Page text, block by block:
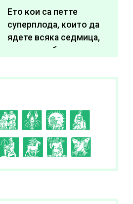
Ето кои са петте
суперплода, които да
ядете всяка седмица,
за да подобрите
EFGH
K L A B